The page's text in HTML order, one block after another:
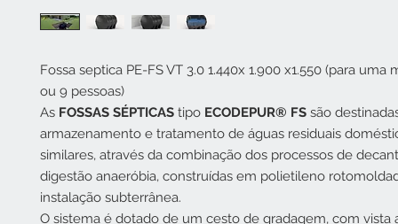
Fossa septica PE-FS VT 3.0 1.440x 1.900 x1.550 (para uma
ou 9 pessoas)
As FOSSAS SÉPTICAS tipo ECODEPUR® FS são
armazenamento e tratamento de águas residuais
similares, através da combinação dos processos de
digestão anaeróbia, construídas em polietileno
instalação subterrânea.
O sistema é dotado de um cesto de gradagem, com vista